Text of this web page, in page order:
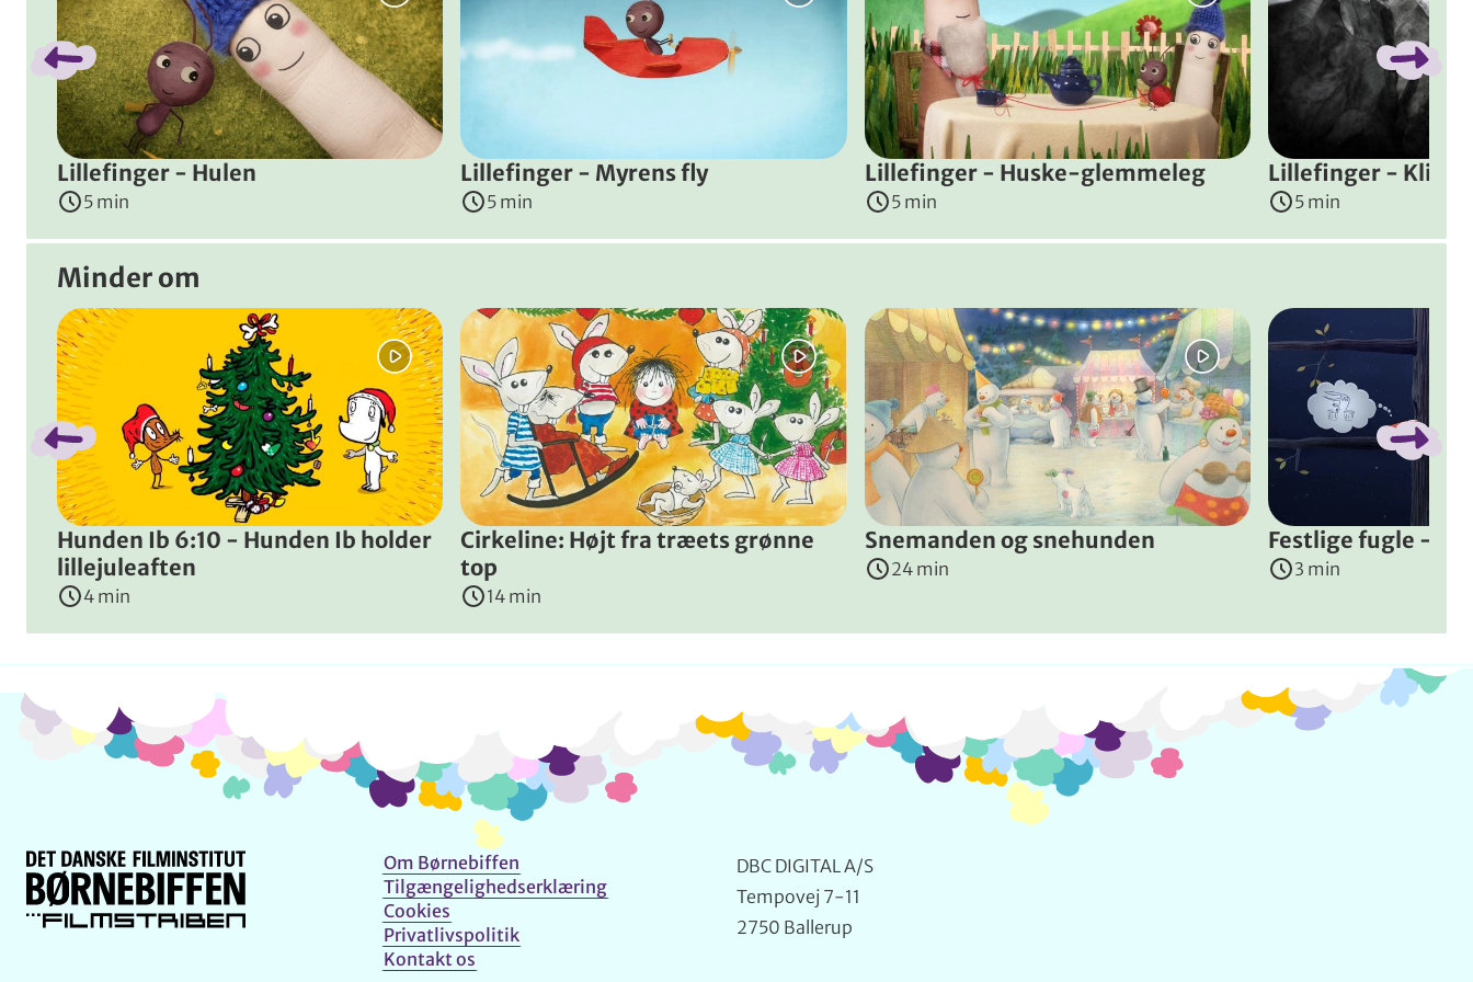
Instruktører:Mette Skov&Kristjan Møller(Danmark, 2015
Lillefinger - Hulen
5 min
Lillefinger - Myrens fly
5 min
Lillefinger - Huske-glemmeleg
5 min
Lillefinger -
5 min
Minder om
Spring bånd over
Hunden Ib 6:10 - Hunden Ib holder
lillejuleaften
4 min
Cirkeline: Højt fra træets grønne
top
14 min
Snemanden og snehunden
24 min
Festlige fugle -
3 min
Info og kontakt
Om Børnebiffen
Tilgængelighedserklæring
Cookies
Privatlivspolitik
Kontakt os
DBC DIGITAL A/S
Tempovej 7-11
2750 Ballerup